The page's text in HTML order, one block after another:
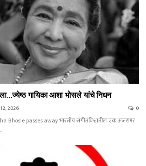
गायिका आशा भोसले यांचे निधन
2026 0
Bhosle passes away भारतीय संगीतविश्वातील एक अजरामर